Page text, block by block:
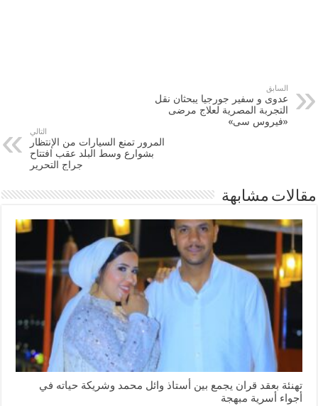
السابق
عدوى و سفير جورجيا يبحثان نقل
التجربة المصرية لعلاج مرضى
«فيروس سى»
التالي
المرور تمنع السيارات من الإنتظار
بشوارع وسط البلد عقب افتتاح
جراج التحرير
مقالات مشابهة
تهنئة بعقد قران يجمع بين أستاذ وائل محمد وشريكة حياته في
أجواء أسرية مبهجة